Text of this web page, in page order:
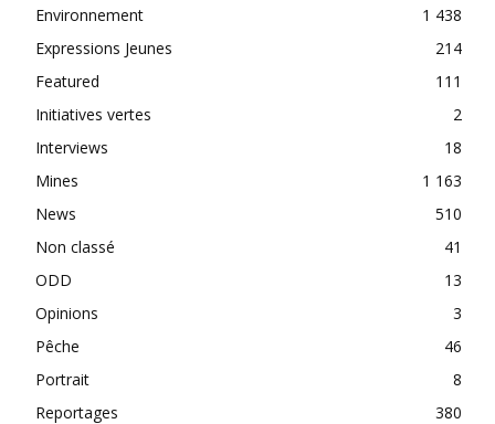
Environnement
1 438
Expressions Jeunes
214
Featured
111
Initiatives vertes
2
Interviews
18
Mines
1 163
News
510
Non classé
41
ODD
13
Opinions
3
Pêche
46
Portrait
8
Reportages
380